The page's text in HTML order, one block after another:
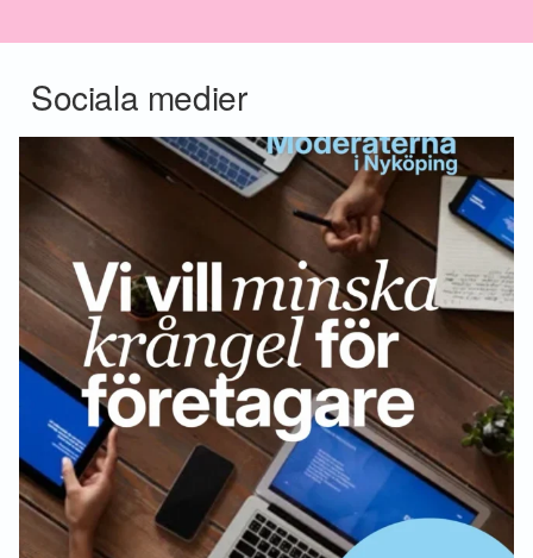
Sociala medier